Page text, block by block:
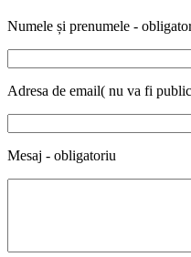
Numele și prenumele -
Adresa de email( nu va fi
Mesaj - obligatoriu